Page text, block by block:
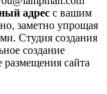
адрес с вашим
заметно упрощая
Студия создания
создание
сайта